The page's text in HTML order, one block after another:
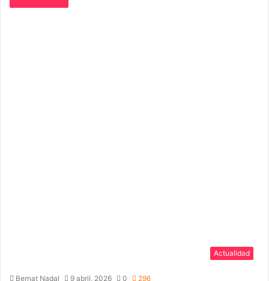
Actualidad
Bernat Nadal 9 abril, 2026 0 296